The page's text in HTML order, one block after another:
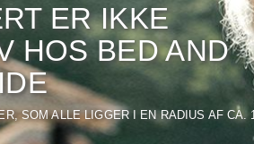
ER IKKE
HOS BED AND
SOM ALLE LIGGER I EN RADIUS AF CA.